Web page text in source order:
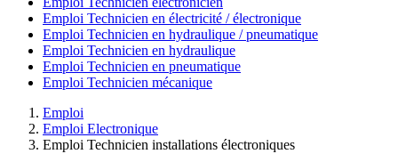
Emploi Technicien en électricité / électronique
Emploi Technicien en hydraulique / pneumatique
Emploi Technicien en hydraulique
Emploi Technicien en pneumatique
Emploi Technicien mécanique
Emploi
Emploi Electronique
Emploi Technicien installations électroniques